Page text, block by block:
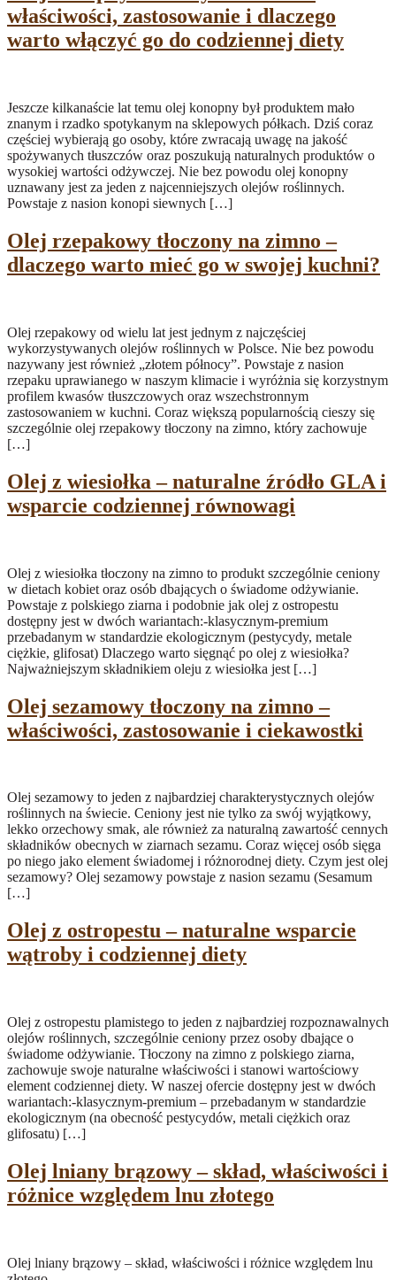
właściwości, zastosowanie i dlaczego
warto włączyć go do codziennej diety
Jeszcze kilkanaście lat temu olej konopny był produktem mało
znanym i rzadko spotykanym na sklepowych półkach. Dziś coraz
częściej wybierają go osoby, które zwracają uwagę na jakość
spożywanych tłuszczów oraz poszukują naturalnych produktów o
wysokiej wartości odżywczej. Nie bez powodu olej konopny
uznawany jest za jeden z najcenniejszych olejów roślinnych.
Powstaje z nasion konopi siewnych […]
Olej rzepakowy tłoczony na zimno –
dlaczego warto mieć go w swojej kuchni?
Olej rzepakowy od wielu lat jest jednym z najczęściej
wykorzystywanych olejów roślinnych w Polsce. Nie bez powodu
nazywany jest również „złotem północy”. Powstaje z nasion
rzepaku uprawianego w naszym klimacie i wyróżnia się korzystnym
profilem kwasów tłuszczowych oraz wszechstronnym
zastosowaniem w kuchni. Coraz większą popularnością cieszy się
szczególnie olej rzepakowy tłoczony na zimno, który zachowuje
[…]
Olej z wiesiołka – naturalne źródło GLA i
wsparcie codziennej równowagi
Olej z wiesiołka tłoczony na zimno to produkt szczególnie ceniony
w dietach kobiet oraz osób dbających o świadome odżywianie.
Powstaje z polskiego ziarna i podobnie jak olej z ostropestu
dostępny jest w dwóch wariantach:-klasycznym-premium
przebadanym w standardzie ekologicznym (pestycydy, metale
ciężkie, glifosat) Dlaczego warto sięgnąć po olej z wiesiołka?
Najważniejszym składnikiem oleju z wiesiołka jest […]
Olej sezamowy tłoczony na zimno –
właściwości, zastosowanie i ciekawostki
Olej sezamowy to jeden z najbardziej charakterystycznych olejów
roślinnych na świecie. Ceniony jest nie tylko za swój wyjątkowy,
lekko orzechowy smak, ale również za naturalną zawartość cennych
składników obecnych w ziarnach sezamu. Coraz więcej osób sięga
po niego jako element świadomej i różnorodnej diety. Czym jest olej
sezamowy? Olej sezamowy powstaje z nasion sezamu (Sesamum
[…]
Olej z ostropestu – naturalne wsparcie
wątroby i codziennej diety
Olej z ostropestu plamistego to jeden z najbardziej rozpoznawalnych
olejów roślinnych, szczególnie ceniony przez osoby dbające o
świadome odżywianie. Tłoczony na zimno z polskiego ziarna,
zachowuje swoje naturalne właściwości i stanowi wartościowy
element codziennej diety. W naszej ofercie dostępny jest w dwóch
wariantach:-klasycznym-premium – przebadanym w standardzie
ekologicznym (na obecność pestycydów, metali ciężkich oraz
glifosatu) […]
Olej lniany brązowy – skład, właściwości i
różnice względem lnu złotego
Olej lniany brązowy – skład, właściwości i różnice względem lnu